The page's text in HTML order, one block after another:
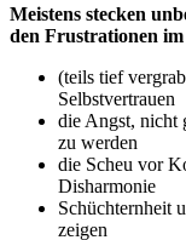
Meistens stecken
den Frustrationen
(teils tief
Selbstvertrauen
die Angst, nicht
zu werden
die Scheu vor
Disharmonie
Schüchternheit
zeigen